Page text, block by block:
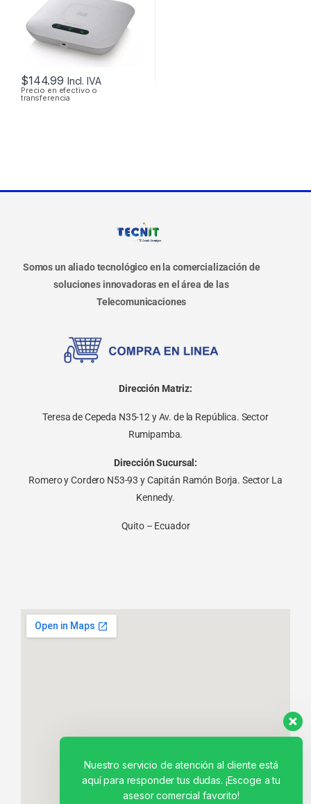
$144.99 Incl. IVA
Precio en efectivo o
transferencia
Somos un aliado tecnológico en la comercialización de
soluciones innovadoras en el área de las
Telecomunicaciones
Dirección Matriz:
Teresa de Cepeda N35-12 y Av. de la República. Sector
Rumipamba.
Dirección Sucursal:
Romero y Cordero N53-93 y Capitán Ramón Borja. Sector La
Kennedy.
Quito – Ecuador
Nuestro servicio de atención al cliente está
aquí para responder tus dudas. ¡Escoge a tu
asesor comercial favorito!